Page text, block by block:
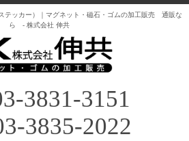
テッカー）｜マグネット・磁石・ゴムの加工販売 通販な
ら - 株式会社 伸共
3831-3151
3835-2022